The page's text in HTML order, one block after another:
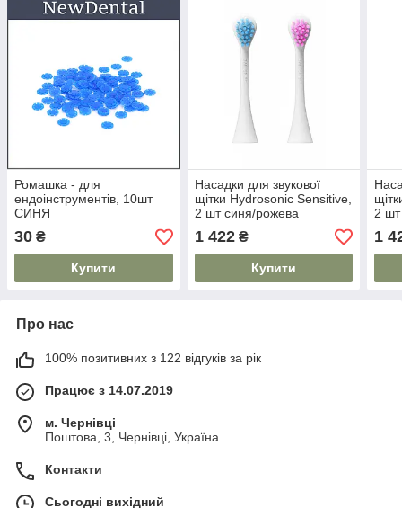
Ромашка - для
ендоінструментів, 10шт
СИНЯ
30 ₴
Купити
Насадки для звукової
щітки Hydrosonic Sensitive,
2 шт синя/рожева
1 422₴
Купити
2
1
Про нас
100% позитивних з 122 відгуків за рік
Працює з 14.07.2019
м. Чернівці
Поштова, 3, Чернівці, Україна
Контакти
Сьогодні вихідний